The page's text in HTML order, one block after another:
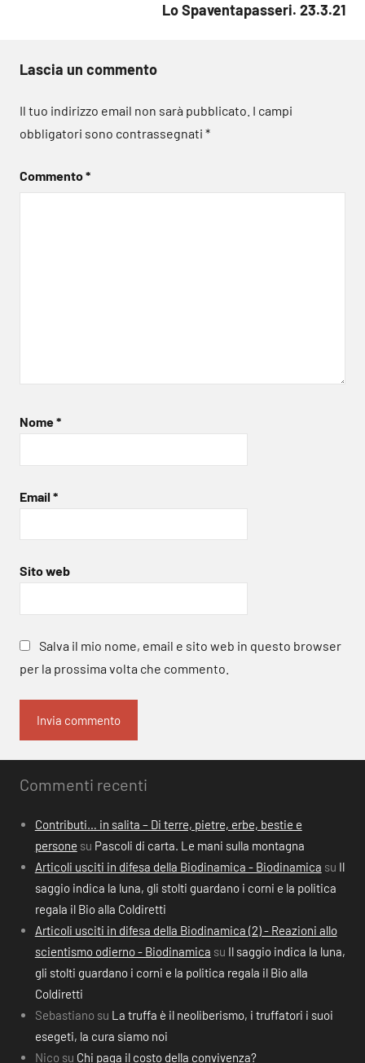
Lo Spaventapasseri. 23.3.21
Lascia un commento
Il tuo indirizzo email non sarà pubblicato. I campi
obbligatori sono contrassegnati *
Commento*
Nome*
Email *
Sito web
Salva il mio nome, email e sito web in questo browser
per la prossima volta che commento.
Commenti recenti
Contributi… in salita – Di terre, pietre, erbe, bestie e
persone su Pascoli di carta. Le mani sulla montagna
Articoli usciti in difesa della Biodinamica - Biodinamica su Il
saggio indica la luna, gli stolti guardano i corni e la politica
regala il Bio alla Coldiretti
Articoli usciti in difesa della Biodinamica (2) - Reazioni allo
scientismo odierno - Biodinamica su Il saggio indica la luna,
gli stolti guardano i corni e la politica regala il Bio alla
Coldiretti
Sebastiano su La truffa è il neoliberismo, i truffatori i suoi
esegeti, la cura siamo noi
Nico su Chi paga il costo della convivenza?